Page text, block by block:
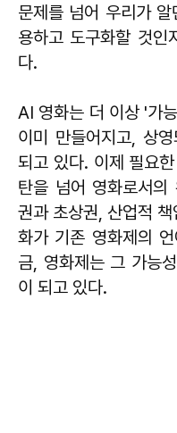
문제를 넘어 우리가
용하고 도구화할 것인
다.
AI 영화는 더 이상 '가
이미 만들어지고, 상
되고 있다. 이제 필요
탄을 넘어 영화로서
권과 초상권, 산업적
화가 기존 영화제의
금, 영화제는 그 가능
이 되고 있다.